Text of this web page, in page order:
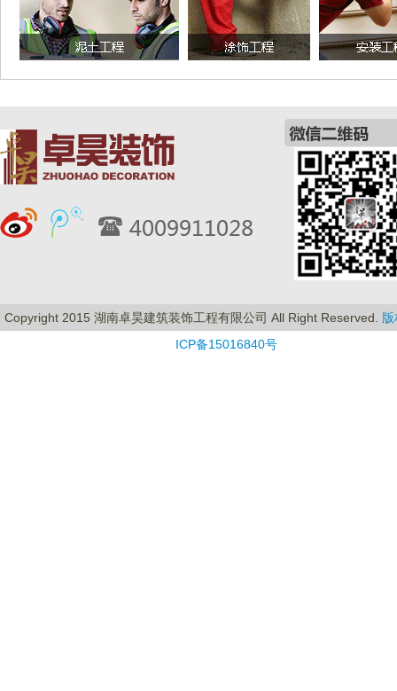
Copyright 2015 湖南卓昊建筑装饰工程有限公司 All Right Reserved.
ICP备15016840号